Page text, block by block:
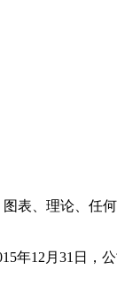
表、理论、任
12月31日，